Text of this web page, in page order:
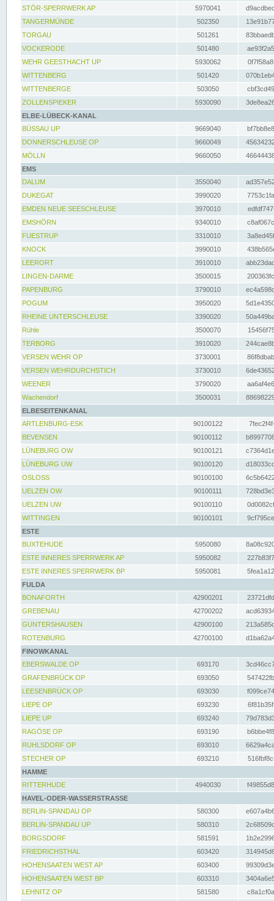
STÖR-SPERRWERK AP 5970041
TANGERMÜNDE
502350
TORGAU
501261
VOCKERODE
501480
WEHR GEESTHACHT UP
5930062
WITTENBERG
501420
WITTENBERGE
503050
ZOLLENSPIEKER
5930090
ELBE-LÜBECK-KANAL
BÜSSAU UP
9669040
DONNERSCHLEUSE OP
9660049
MÖLLN
9660050
EMS
DALUM
3550040
DUKEGAT
3990020
EMDEN NEUE SEESCHLEUSE
3970010
EMSHÖRN
9340010
FUESTRUP
3310010
KNOCK
3990010
LEERORT
3910010
LINGEN-DARME
3500015
PAPENBURG
3790010
POGUM
3950020
RHEINE UNTERSCHLEUSE
3390020
Rühle
3500070
TERBORG
3910020
VERSEN WEHR OP
3730001
VERSEN WEHRDURCHSTICH
3730010
WEENER
3790020
Wachendorf
3500031
ELBESEITENKANAL
ARTLENBURG-ESK
90100122
BEVENSEN
90100112
LÜNEBURG OW
90100121
LÜNEBURG UW
90100120
OSLOSS
90100100
UELZEN OW
90100111
UELZEN UW
90100110
WITTINGEN
90100101
ESTE
BUXTEHUDE
5950080
ESTE INNERES SPERRWERK AP
5950082
ESTE INNERES SPERRWERK BP
5950081
FULDA
BONAFORTH
42900201
GREBENAU
42700202
GUNTERSHAUSEN
42900100
ROTENBURG
42700100
FINOWKANAL
EBERSWALDE OP
693170
GRAFENBRÜCK OP
693050
LEESENBRÜCK OP
693030
LIEPE OP
693230
LIEPE UP
693240
RAGÖSE OP
693190
RUHLSDORF OP
693010
STECHER OP
693210
HAMME
RITTERHUDE
4940030
HAVEL-ODER-WASSERSTRASSE
BERLIN-SPANDAU OP
580300
BERLIN-SPANDAU UP
580310
BORGSDORF
581591
FRIEDRICHSTHAL
603420
HOHENSAATEN WEST AP
603400
HOHENSAATEN WEST BP
603310
LEHNITZ OP
581580